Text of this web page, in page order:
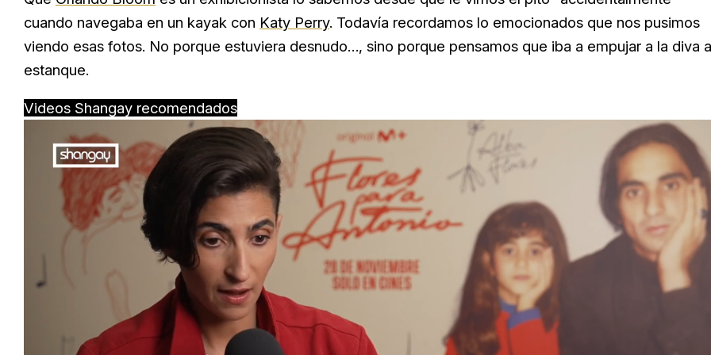
cuando navegaba en un kayak con Katy Perry. Todavía recordamos lo emocionados que nos pusimos
viendo esas fotos. No porque estuviera desnudo…, sino porque pensamos que iba a empujar a la diva
estanque.
Videos Shangay recomendados